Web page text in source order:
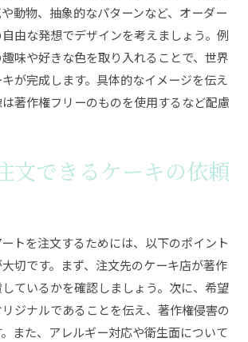
動物、抽象的なパターンなど、オーダー
由な発想でデザインを考えましょう。例
味や好きな色を取り入れることで、世界
が完成します。具体的なイメージを伝え
著作権フリーのものを使用するなど配慮
文できるケーキの依頼
トを注文するためには、以下のポイント
切です。まず、注文先のケーキ店が著作
ているかを確認しましょう。次に、希望
ジナルであることを伝え、著作権侵害の
また、アレルギー対応や衛生面について